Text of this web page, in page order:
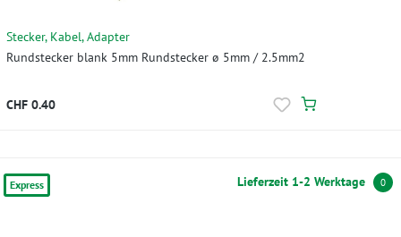
Stecker, Kabel, Adapter
Rundstecker blank 5mm Rundstecker ø 5mm / 2.5mm2
CHF 0.40
Express Lieferzeit 1-2 Werktage 0